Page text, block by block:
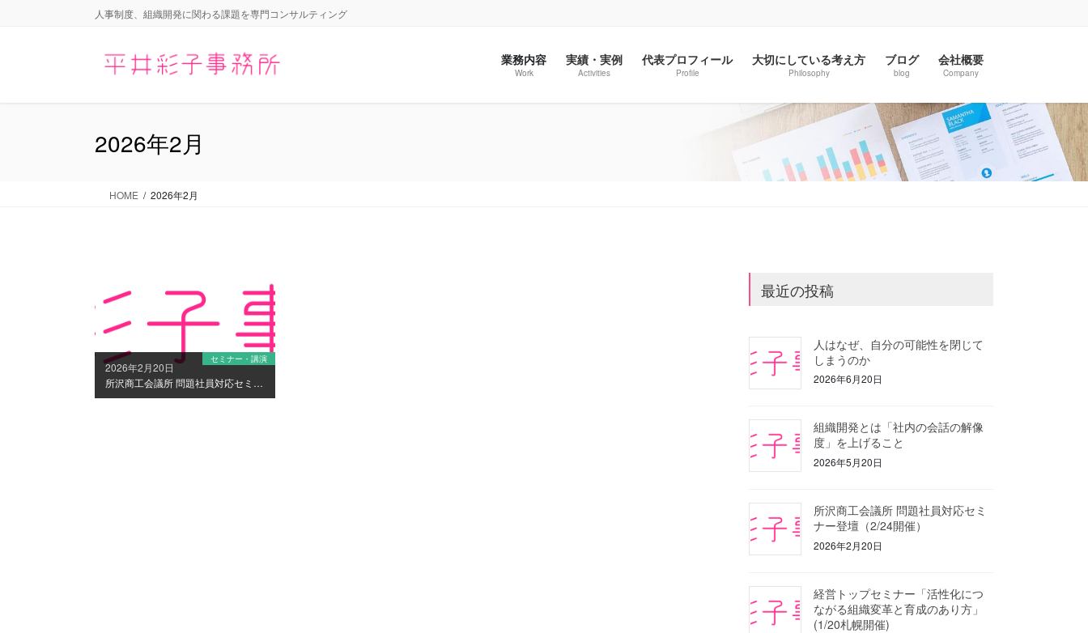
人事制度、組織開発に関わる課題を専門コンサルティング
業務内容
Work
実績・実例
Activities
代表プロフィール
Profile
大切にしている考え方
Philosophy
ブログ
blog
会社概要
Company
2026年2月
HOME 2026年2月
2026年2月20日
セミナー・講演
所沢商工会議所 問題社員対応セミナー登壇（2/24開催）
最近の投稿
人はなぜ、自分の可能性を閉じて
しまうのか
2026年6月20日
組織開発とは「社内の会話の解像
度」を上げること
2026年5月20日
所沢商工会議所 問題社員対応セミ
ナー登壇（2/24開催）
2026年2月20日
経営トップセミナー「活性化につ
ながる組織変革と育成のあり方」
(1/20札幌開催)